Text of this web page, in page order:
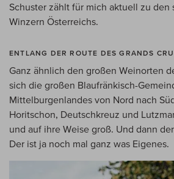
Schuster zählt für mich aktuell zu den
Winzern Österreichs.
ENTLANG DER ROUTE DES GRANDS
Ganz ähnlich den großen Weinorten
sich die großen Blaufränkisch-
Mittelburgenlandes von Nord nach
Horitschon, Deutschkreuz und
und auf ihre Weise groß. Und dann
Der ist ja noch mal ganz was Eigenes.